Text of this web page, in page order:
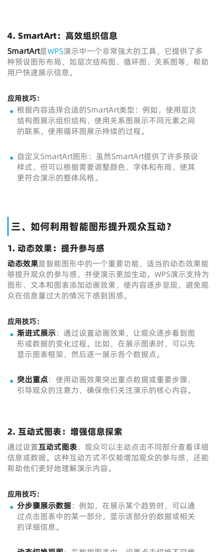
4. SmartArt：高效组织信息
SmartArt是WPS演示中一个非常强大的工具，它提供了多
种预设图形布局，如层次结构图、循环图、关系图等，帮助
用户快速展示信息。
应用技巧：
根据内容选择合适的SmartArt类型：例如，使用层次
结构图展示组织结构，使用关系图展示不同元素之间
的联系，使用循环图展示持续的过程。
自定义SmartArt图形：虽然SmartArt提供了许多预设
样式，但可以根据需要调整颜色、字体和布局，使其
更符合演示的整体风格。
三、如何利用智能图形提升观众互动？
1. 动态效果：提升参与感
动态效果是智能图形中的一个重要功能，适当的动态效果能
够提升观众的参与感，并使演示更加生动。WPS演示支持为
图形、文本和图表添加动画效果，使内容逐步呈现，避免观
众在信息量过大的情况下感到困惑。
应用技巧：
渐进式展示：通过设置动画效果，让观众逐步看到图
形或数据的变化过程。比如，在展示图表时，可以先
显示图表框架，然后逐一展示各个数据点。
突出重点：使用动画效果突出重点数据或重要步骤，
引导观众的注意力，确保他们关注演示的核心内容。
2. 互动式图表：增强信息探索
通过设置互动式图表，观众可以主动点击不同部分查看详细
信息或数据。这种互动方式不仅能增加观众的参与感，还能
帮助他们更好地理解演示内容。
应用技巧：
分步骤展示数据：例如，在展示某个趋势时，可以通
过点击图表中的某一部分，显示该部分的数据或相关
的详细信息。